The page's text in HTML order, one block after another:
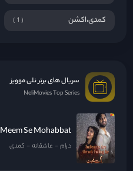
کمدی،اکشن 1
سریال های برتر نلی موویز
NeliMovies Top Series
Meem Se Mohabbat
درام عاشقانه کمدی